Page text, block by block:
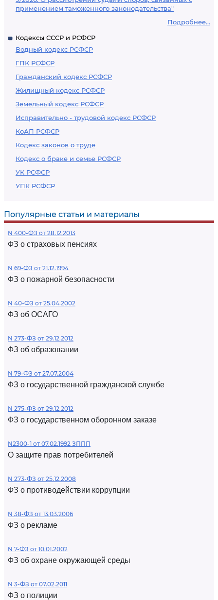
применением таможенного законодательства"
Подробнее...
Кодексы СССР и РСФСР
Водный кодекс РСФСР
ГПК РСФСР
Гражданский кодекс РСФСР
Жилищный кодекс РСФСР
Земельный кодекс РСФСР
Исправительно - трудовой кодекс РСФСР
КоАП РСФСР
Кодекс законов о труде
Кодекс о браке и семье РСФСР
УК РСФСР
УПК РСФСР
Популярные статьи и материалы
N 400-ФЗ от 28.12.2013
ФЗ о страховых пенсиях
N 69-ФЗ от 21.12.1994
ФЗ о пожарной безопасности
N 40-ФЗ от 25.04.2002
ФЗ об ОСАГО
N 273-ФЗ от 29.12.2012
ФЗ об образовании
N 79-ФЗ от 27.07.2004
ФЗ о государственной гражданской службе
N 275-ФЗ от 29.12.2012
ФЗ о государственном оборонном заказе
N2300-1 от 07.02.1992 ЗППП
О защите прав потребителей
N 273-ФЗ от 25.12.2008
ФЗ о противодействии коррупции
N 38-ФЗ от 13.03.2006
ФЗ о рекламе
N 7-ФЗ от 10.01.2002
ФЗ об охране окружающей среды
N 3-ФЗ от 07.02.2011
ФЗ о полиции